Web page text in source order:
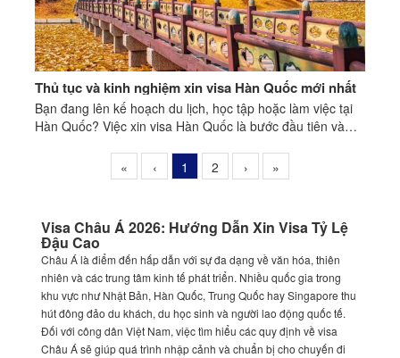
Thủ tục và kinh nghiệm xin visa Hàn Quốc mới nhất
Bạn đang lên kế hoạch du lịch, học tập hoặc làm việc tại
Hàn Quốc? Việc xin visa Hàn Quốc là bước đầu tiên và
«
‹ 1 2 › »
Visa Châu Á 2026: Hướng Dẫn Xin Visa Tỷ Lệ
Đậu Cao
Châu Á là điểm đến hấp dẫn với sự đa dạng về văn hóa, thiên
nhiên và các trung tâm kinh tế phát triển. Nhiều quốc gia trong
khu vực như Nhật Bản, Hàn Quốc, Trung Quốc hay Singapore thu
hút đông đảo du khách, du học sinh và người lao động quốc tế.
Đối với công dân Việt Nam, việc tìm hiểu các quy định về visa
Châu Á sẽ giúp quá trình nhập cảnh và chuẩn bị cho chuyến đi